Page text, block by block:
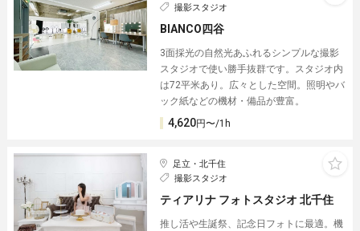
撮影スタジオ
BIANCO四谷
3面採光の自然光あふれるシンプルな撮影
スタジオで使い勝手抜群です。スタジオ内
は72平米あり。広々とした空間。照明やバ
ック紙などの機材・備品が豊富。
4,620円〜/1h
足立・北千住
撮影スタジオ
ティアリナ フォトスタジオ 北千住
推し活や生誕祭、記念日フォトに最適。機